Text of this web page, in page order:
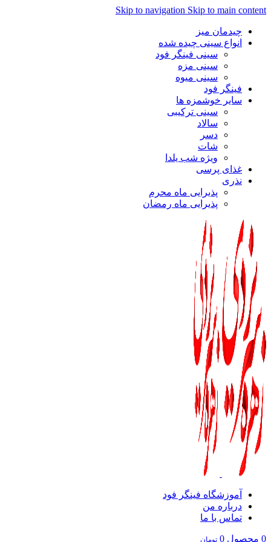
Skip to navigation Skip to main content
چیدمان میز
انواع سینی چیده شده
سینی فینگر فود
سینی مزه
سینی میوه
فینگر فود
سایر خوشمزه ها
سینی ترکیبی
سالاد
دسر
شات
ویژه شب یلدا
غذای پرسی
نذری
پذیرایی ماه محرم
پذیرایی ماه رمضان
آموزشگاه فینگر فود
درباره من
تماس با ما
0 محصول 0 تومان